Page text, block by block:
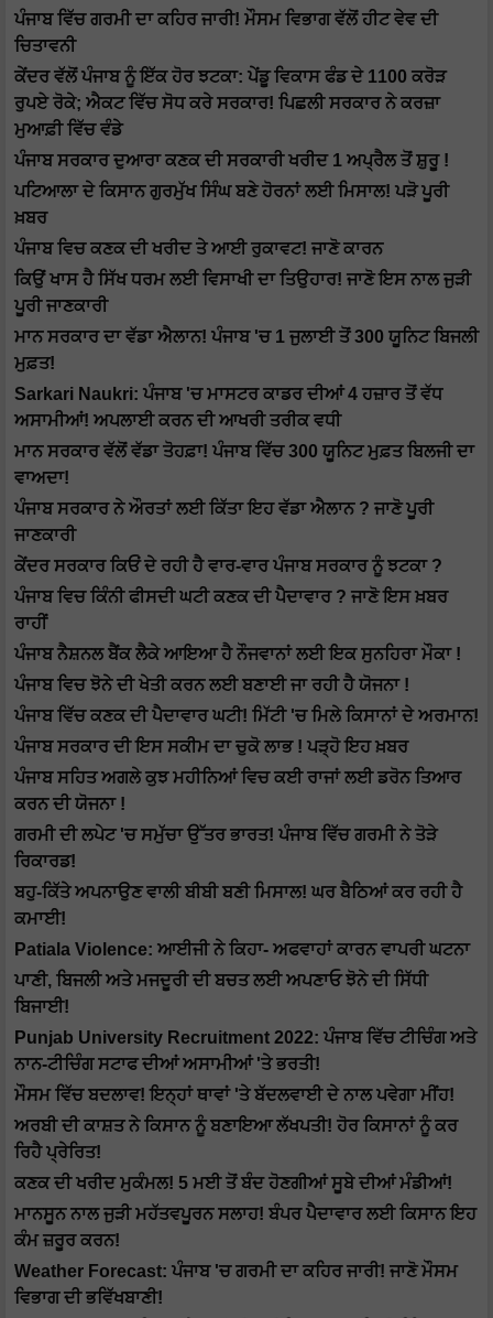
ਪੰਜਾਬ ਵਿੱਚ ਗਰਮੀ ਦਾ ਕਹਿਰ ਜਾਰੀ! ਮੌਸਮ ਵਿਭਾਗ ਵੱਲੋਂ ਹੀਟ ਵੇਵ ਦੀ
ਚਿਤਾਵਨੀ
ਕੇਂਦਰ ਵੱਲੋਂ ਪੰਜਾਬ ਨੂੰ ਇੱਕ ਹੋਰ ਝਟਕਾ: ਪੇਂਡੂ ਵਿਕਾਸ ਫੰਡ ਦੇ 1100 ਕਰੋੜ
ਰੁਪਏ ਰੋਕੇ; ਐਕਟ ਵਿੱਚ ਸੋਧ ਕਰੇ ਸਰਕਾਰ! ਪਿਛਲੀ ਸਰਕਾਰ ਨੇ ਕਰਜ਼ਾ
ਮੁਆਫ਼ੀ ਵਿੱਚ ਵੰਡੇ
ਪੰਜਾਬ ਸਰਕਾਰ ਦੁਆਰਾ ਕਣਕ ਦੀ ਸਰਕਾਰੀ ਖਰੀਦ 1 ਅਪ੍ਰੈਲ ਤੋਂ ਸ਼ੁਰੂ !
ਪਟਿਆਲਾ ਦੇ ਕਿਸਾਨ ਗੁਰਮੁੱਖ ਸਿੰਘ ਬਣੇ ਹੋਰਨਾਂ ਲਈ ਮਿਸਾਲ! ਪੜੋ ਪੂਰੀ
ਖ਼ਬਰ
ਪੰਜਾਬ ਵਿਚ ਕਣਕ ਦੀ ਖਰੀਦ ਤੇ ਆਈ ਰੁਕਾਵਟ! ਜਾਣੋ ਕਾਰਨ
ਕਿਉਂ ਖਾਸ ਹੈ ਸਿੱਖ ਧਰਮ ਲਈ ਵਿਸਾਖੀ ਦਾ ਤਿਉਹਾਰ! ਜਾਣੋ ਇਸ ਨਾਲ ਜੁੜੀ
ਪੂਰੀ ਜਾਣਕਾਰੀ
ਮਾਨ ਸਰਕਾਰ ਦਾ ਵੱਡਾ ਐਲਾਨ! ਪੰਜਾਬ 'ਚ 1 ਜੁਲਾਈ ਤੋਂ 300 ਯੂਨਿਟ ਬਿਜਲੀ
ਮੁਫ਼ਤ!
Sarkari Naukri: ਪੰਜਾਬ 'ਚ ਮਾਸਟਰ ਕਾਡਰ ਦੀਆਂ 4 ਹਜ਼ਾਰ ਤੋਂ ਵੱਧ
ਅਸਾਮੀਆਂ! ਅਪਲਾਈ ਕਰਨ ਦੀ ਆਖਰੀ ਤਰੀਕ ਵਧੀ
ਮਾਨ ਸਰਕਾਰ ਵੱਲੋਂ ਵੱਡਾ ਤੋਹਫ਼ਾ! ਪੰਜਾਬ ਵਿੱਚ 300 ਯੂਨਿਟ ਮੁਫ਼ਤ ਬਿਲਜੀ ਦਾ
ਵਾਅਦਾ!
ਪੰਜਾਬ ਸਰਕਾਰ ਨੇ ਔਰਤਾਂ ਲਈ ਕਿੱਤਾ ਇਹ ਵੱਡਾ ਐਲਾਨ ? ਜਾਣੋ ਪੂਰੀ
ਜਾਣਕਾਰੀ
ਕੇਂਦਰ ਸਰਕਾਰ ਕਿਓਂ ਦੇ ਰਹੀ ਹੈ ਵਾਰ-ਵਾਰ ਪੰਜਾਬ ਸਰਕਾਰ ਨੂੰ ਝਟਕਾ ?
ਪੰਜਾਬ ਵਿਚ ਕਿੰਨੀ ਫੀਸਦੀ ਘਟੀ ਕਣਕ ਦੀ ਪੈਦਾਵਾਰ ? ਜਾਣੋ ਇਸ ਖ਼ਬਰ
ਰਾਹੀਂ
ਪੰਜਾਬ ਨੈਸ਼ਨਲ ਬੈਂਕ ਲੈਕੇ ਆਇਆ ਹੈ ਨੌਜਵਾਨਾਂ ਲਈ ਇਕ ਸੁਨਹਿਰਾ ਮੌਕਾ !
ਪੰਜਾਬ ਵਿਚ ਝੋਨੇ ਦੀ ਖੇਤੀ ਕਰਨ ਲਈ ਬਣਾਈ ਜਾ ਰਹੀ ਹੈ ਯੋਜਨਾ !
ਪੰਜਾਬ ਵਿੱਚ ਕਣਕ ਦੀ ਪੈਦਾਵਾਰ ਘਟੀ! ਮਿੱਟੀ 'ਚ ਮਿਲੇ ਕਿਸਾਨਾਂ ਦੇ ਅਰਮਾਨ!
ਪੰਜਾਬ ਸਰਕਾਰ ਦੀ ਇਸ ਸਕੀਮ ਦਾ ਚੁਕੋ ਲਾਭ ! ਪੜ੍ਹੋ ਇਹ ਖ਼ਬਰ
ਪੰਜਾਬ ਸਹਿਤ ਅਗਲੇ ਕੁਝ ਮਹੀਨਿਆਂ ਵਿਚ ਕਈ ਰਾਜਾਂ ਲਈ ਡਰੋਨ ਤਿਆਰ
ਕਰਨ ਦੀ ਯੋਜਨਾ !
ਗਰਮੀ ਦੀ ਲਪੇਟ 'ਚ ਸਮੁੱਚਾ ਉੱਤਰ ਭਾਰਤ! ਪੰਜਾਬ ਵਿੱਚ ਗਰਮੀ ਨੇ ਤੋੜੇ
ਰਿਕਾਰਡ!
ਬਹੁ-ਕਿੱਤੇ ਅਪਨਾਉਣ ਵਾਲੀ ਬੀਬੀ ਬਣੀ ਮਿਸਾਲ! ਘਰ ਬੈਠਿਆਂ ਕਰ ਰਹੀ ਹੈ
ਕਮਾਈ!
Patiala Violence: ਆਈਜੀ ਨੇ ਕਿਹਾ- ਅਫਵਾਹਾਂ ਕਾਰਨ ਵਾਪਰੀ ਘਟਨਾ
ਪਾਣੀ, ਬਿਜਲੀ ਅਤੇ ਮਜਦੂਰੀ ਦੀ ਬਚਤ ਲਈ ਅਪਣਾਓ ਝੋਨੇ ਦੀ ਸਿੱਧੀ
ਬਿਜਾਈ!
Punjab University Recruitment 2022: ਪੰਜਾਬ ਵਿੱਚ ਟੀਚਿੰਗ ਅਤੇ
ਨਾਨ-ਟੀਚਿੰਗ ਸਟਾਫ ਦੀਆਂ ਅਸਾਮੀਆਂ 'ਤੇ ਭਰਤੀ!
ਮੌਸਮ ਵਿੱਚ ਬਦਲਾਵ! ਇਨ੍ਹਾਂ ਥਾਵਾਂ 'ਤੇ ਬੱਦਲਵਾਈ ਦੇ ਨਾਲ ਪਵੇਗਾ ਮੀਂਹ!
ਅਰਬੀ ਦੀ ਕਾਸ਼ਤ ਨੇ ਕਿਸਾਨ ਨੂੰ ਬਣਾਇਆ ਲੱਖਪਤੀ! ਹੋਰ ਕਿਸਾਨਾਂ ਨੂੰ ਕਰ
ਰਿਹੈ ਪ੍ਰੇਰਿਤ!
ਕਣਕ ਦੀ ਖਰੀਦ ਮੁਕੰਮਲ! 5 ਮਈ ਤੋਂ ਬੰਦ ਹੋਣਗੀਆਂ ਸੂਬੇ ਦੀਆਂ ਮੰਡੀਆਂ!
ਮਾਨਸੂਨ ਨਾਲ ਜੁੜੀ ਮਹੱਤਵਪੂਰਨ ਸਲਾਹ! ਬੰਪਰ ਪੈਦਾਵਾਰ ਲਈ ਕਿਸਾਨ ਇਹ
ਕੰਮ ਜ਼ਰੂਰ ਕਰਨ!
Weather Forecast: ਪੰਜਾਬ 'ਚ ਗਰਮੀ ਦਾ ਕਹਿਰ ਜਾਰੀ! ਜਾਣੋ ਮੌਸਮ
ਵਿਭਾਗ ਦੀ ਭਵਿੱਖਬਾਣੀ!